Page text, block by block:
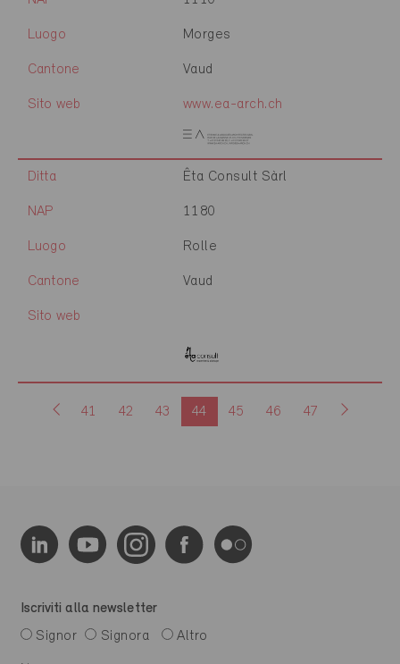
Luogo Morges
Cantone Vaud
Sito web www.ea-arch.ch
Ditta Êta Consult Sàrl
NAP 1180
Luogo Rolle
Cantone Vaud
Sito web
41 42 43 44 45 46 47
Iscriviti alla newsletter
Signor
Signora Altro